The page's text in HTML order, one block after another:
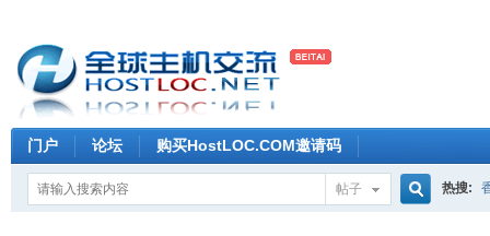
门户 论坛 购买HostLOC.COM邀请码
帖子 热搜: